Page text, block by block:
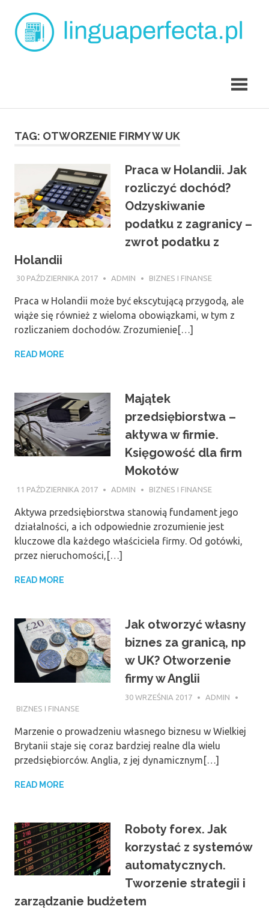
content
TAG: OTWORZENIE FIRMY W UK
Praca w Holandii. Jak
rozliczyć dochód?
Odzyskiwanie
podatku z zagranicy –
zwrot podatku z
Holandii
30 PAŹDZIERNIKA 2017 ADMIN BIZNES I FINANSE
Praca w Holandii może być ekscytującą przygodą, ale
wiąże się również z wieloma obowiązkami, w tym z
rozliczaniem dochodów. Zrozumienie[…]
READ MORE
Majątek
przedsiębiorstwa –
aktywa w firmie.
Księgowość dla firm
Mokotów
11 PAŹDZIERNIKA 2017 ADMIN BIZNES I FINANSE
Aktywa przedsiębiorstwa stanowią fundament jego
działalności, a ich odpowiednie zrozumienie jest
kluczowe dla każdego właściciela firmy. Od gotówki,
przez nieruchomości,[…]
READ MORE
Jak otworzyć własny
biznes za granicą, np
w UK? Otworzenie
firmy w Anglii
30 WRZEŚNIA 2017
ADMIN
BIZNES I FINANSE
Marzenie o prowadzeniu własnego biznesu w Wielkiej
Brytanii staje się coraz bardziej realne dla wielu
przedsiębiorców. Anglia, z jej dynamicznym[…]
READ MORE
Roboty forex. Jak
korzystać z systemów
automatycznych.
Tworzenie strategii i
zarządzanie budżetem